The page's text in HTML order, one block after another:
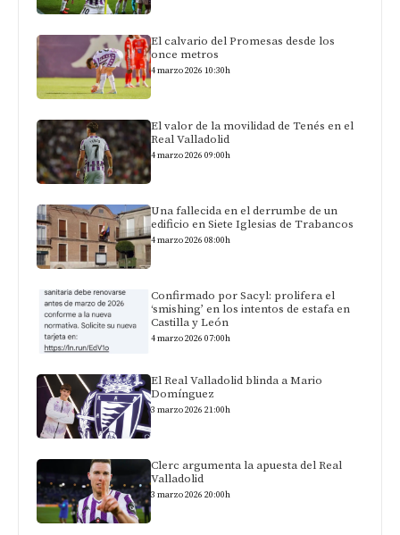
El calvario del Promesas desde los
once metros
4 marzo 2026 10:30h
El valor de la movilidad de Tenés en el
Real Valladolid
4 marzo 2026 09:00h
Una fallecida en el derrumbe de un
edificio en Siete Iglesias de Trabancos
4 marzo 2026 08:00h
Confirmado por Sacyl: prolifera el
‘smishing’ en los intentos de estafa en
Castilla y León
4 marzo 2026 07:00h
El Real Valladolid blinda a Mario
Domínguez
3 marzo 2026 21:00h
Clerc argumenta la apuesta del Real
Valladolid
3 marzo 2026 20:00h